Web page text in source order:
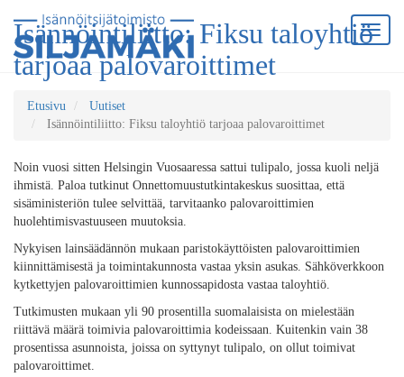
Isännöintiliitto: Fiksu taloyhtiö
tarjoaa palovaroittimet
Etusivu
Uutiset
Isännöintiliitto: Fiksu taloyhtiö tarjoaa palovaroittimet
Noin vuosi sitten Helsingin Vuosaaressa sattui tulipalo, jossa kuoli neljä
ihmistä. Paloa tutkinut Onnettomuustutkintakeskus suosittaa, että
sisäministeriön tulee selvittää, tarvitaanko palovaroittimien
huolehtimisvastuuseen muutoksia.
Nykyisen lainsäädännön mukaan paristokäyttöisten palovaroittimien
kiinnittämisestä ja toimintakunnosta vastaa yksin asukas. Sähköverkkoon
kytkettyjen palovaroittimien kunnossapidosta vastaa taloyhtiö.
Tutkimusten mukaan yli 90 prosentilla suomalaisista on mielestään
riittävä määrä toimivia palovaroittimia kodeissaan. Kuitenkin vain 38
prosentissa asunnoista, joissa on syttynyt tulipalo, on ollut toimivat
palovaroittimet.